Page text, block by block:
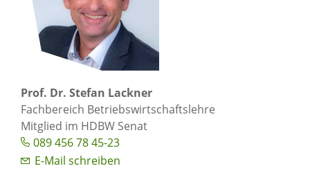
Prof. Dr. Stefan Lackner
Fachbereich Betriebswirtschaftslehre
Mitglied im HDBW Senat
089 456 78 45-23
E-Mail schreiben